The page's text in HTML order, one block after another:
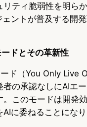
リティ脆弱性を明ら
ェントが普及する開
ドとその革新性
ド（You Only Live
者の承認なしにAIエ
。このモードは開発
AIに委ねることになり